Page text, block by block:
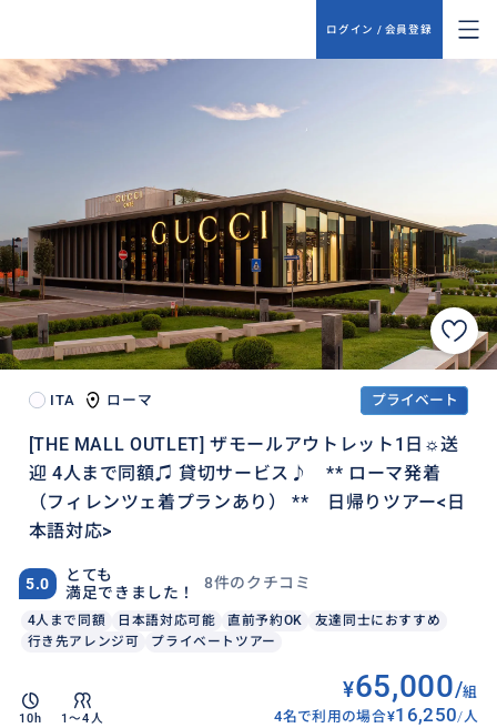
ログイン / 会員登録
ITA ローマ プライベート
[THE MALL OUTLET] ザモールアウトレット1日☼送
迎 4人まで同額♫ 貸切サービス♪ ** ローマ発着
（フィレンツェ着プランあり） ** 日帰りツアー<日
本語対応>
5.0
とても
満足できました！
8件のクチコミ
4人まで同額 日本語対応可能 直前予約OK
友達同士におすすめ
行き先アレンジ可
プライベートツアー
10h 1〜4人
¥65,000/組
4名で利用の場合¥16,250/人